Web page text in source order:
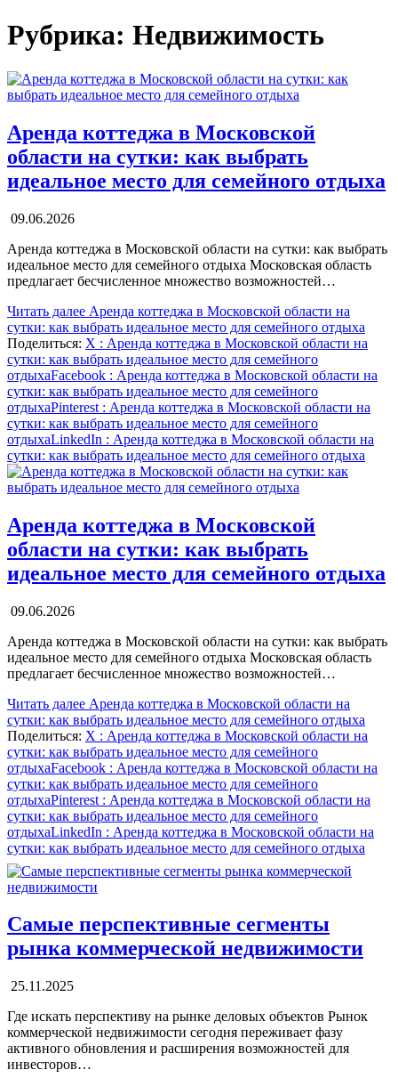
Рубрика: Недвижимость
Аренда коттеджа в Московской
области на сутки: как выбрать
идеальное место для семейного отдыха
09.06.2026
Аренда коттеджа в Московской области на сутки: как выбрать
идеальное место для семейного отдыха Московская область
предлагает бесчисленное множество возможностей…
Читать далее Аренда коттеджа в Московской области на
сутки: как выбрать идеальное место для семейного отдыха
Поделиться: X : Аренда коттеджа в Московской области на
сутки: как выбрать идеальное место для семейного
отдыхаFacebook : Аренда коттеджа в Московской области на
сутки: как выбрать идеальное место для семейного
отдыхаPinterest : Аренда коттеджа в Московской области на
сутки: как выбрать идеальное место для семейного
отдыхаLinkedIn : Аренда коттеджа в Московской области на
сутки: как выбрать идеальное место для семейного отдыха
Аренда коттеджа в Московской
области на сутки: как выбрать
идеальное место для семейного отдыха
09.06.2026
Аренда коттеджа в Московской области на сутки: как выбрать
идеальное место для семейного отдыха Московская область
предлагает бесчисленное множество возможностей…
Читать далее Аренда коттеджа в Московской области на
сутки: как выбрать идеальное место для семейного отдыха
Поделиться: X : Аренда коттеджа в Московской области на
сутки: как выбрать идеальное место для семейного
отдыхаFacebook : Аренда коттеджа в Московской области на
сутки: как выбрать идеальное место для семейного
отдыхаPinterest : Аренда коттеджа в Московской области на
сутки: как выбрать идеальное место для семейного
отдыхаLinkedIn : Аренда коттеджа в Московской области на
сутки: как выбрать идеальное место для семейного отдыха
Самые перспективные сегменты
рынка коммерческой недвижимости
25.11.2025
Где искать перспективу на рынке деловых объектов Рынок
коммерческой недвижимости сегодня переживает фазу
активного обновления и расширения возможностей для
инвесторов…